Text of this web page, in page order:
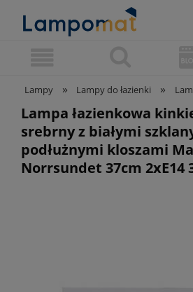
Lampy » Lampy do łazienki »
Lampa łazienkowa
srebrny z białymi
podłużnymi kloszami
Norrsundet 37cm 2xE14